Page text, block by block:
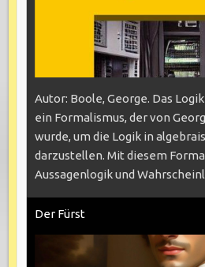
Autor: Boole, George. Das
ein Formalismus, der von
wurde, um die Logik in
darzustellen. Mit diesem
Aussagenlogik und
Der Fürst